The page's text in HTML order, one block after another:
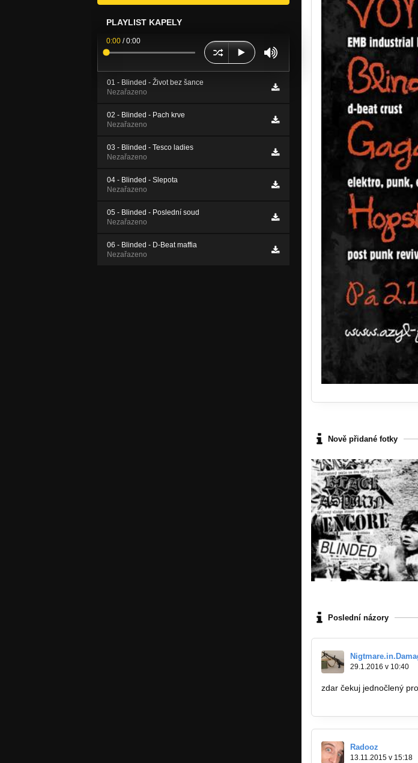
PLAYLIST KAPELY
0:00 /0:00
01 - Blinded - Život bez šance
Nezařazeno
02 - Blinded - Pach krve
Nezařazeno
03 - Blinded - Tesco ladies
Nezařazeno
04 - Blinded - Slepota
Nezařazeno
05 - Blinded - Poslední soud
Nezařazeno
06 - Blinded - D-Beat maffia
Nezařazeno
Nově přidané fotky
Poslední názory
29.1.2016 v 10:40
zdar čekuj jednočlený
Radooz
13.11.2015 v 15:18